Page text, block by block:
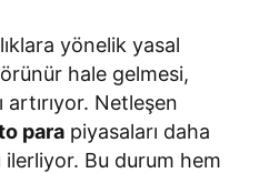
yönelik yasal
hale gelmesi,
artırıyor. Netleşen
para piyasaları daha
Bu durum hem